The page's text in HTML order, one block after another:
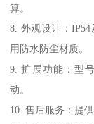
算。
8. 外观设计：
用防水防尘材质。
9. 扩展功能：型
动。
10. 售后服务：提